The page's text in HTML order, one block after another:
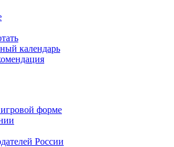
календарь
форме
России